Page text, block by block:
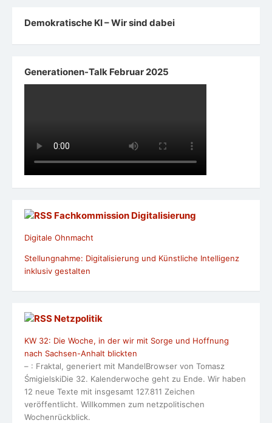
Demokratische KI – Wir sind dabei
Generationen-Talk Februar 2025
Fachkommission Digitalisierung
Digitale Ohnmacht
Stellungnahme: Digitalisierung und Künstliche Intelligenz
inklusiv gestalten
Netzpolitik
KW 32: Die Woche, in der wir mit Sorge und Hoffnung
nach Sachsen-Anhalt blickten
– : Fraktal, generiert mit MandelBrowser von Tomasz
ŚmigielskiDie 32. Kalenderwoche geht zu Ende. Wir haben
12 neue Texte mit insgesamt 127.811 Zeichen
veröffentlicht. Willkommen zum netzpolitischen
Wochenrückblick.